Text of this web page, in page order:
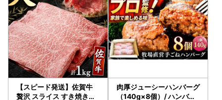
※お問い合わせ番号のお間違いにご注意ください。
【スピード発送】佐賀牛
贅沢 スライス すき焼き・
肉厚ジューシーハンバーグ
（140g×8個）/ ハンバー